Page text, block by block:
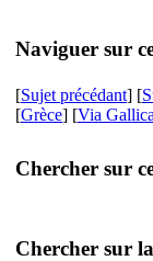
Naviguer sur
[Sujet précédant] [
[Grèce] [Via Gallica
Chercher sur
Chercher sur